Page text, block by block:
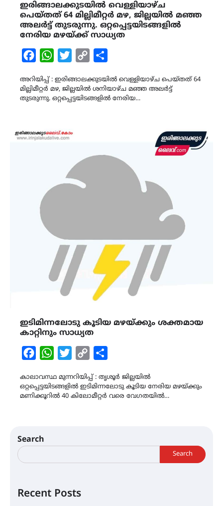
ഇരിങ്ങാലക്കുടയിൽ വെള്ളിയാഴ്ച
പെയ്തത് 64 മില്ലിമീറ്റർ മഴ, ജില്ലയിൽ മഞ്ഞ
അലർട്ട് തുടരുന്നു. ഒറ്റപ്പെട്ടയിടങ്ങളിൽ
നേരിയ മഴയ്ക്ക് സാധ്യത
FacebookWhatsAppTwitterCopy
അറിയിപ്പ് : ഇരിങ്ങാലക്കുടയിൽ വെള്ളിയാഴ്ച പെയ്തത് 64
മില്ലിമീറ്റർ മഴ, ജില്ലയിൽ ശനിയാഴ്ച മഞ്ഞ അലർട്ട്
തുടരുന്നു. ഒറ്റപ്പെട്ടയിടങ്ങളിൽ നേരിയ…
ഇടിമിന്നലോടു കൂടിയ മഴയ്ക്കും ശക്തമായ
കാറ്റിനും സാധ്യത
FacebookWhatsAppTwitterCopy
കാലാവസ്ഥ മുന്നറിയിപ്പ് : തൃശൂർ ജില്ലയിൽ
ഒറ്റപ്പെട്ടയിടങ്ങളിൽ ഇടിമിന്നലോടു കൂടിയ നേരിയ മഴയ്ക്കും
മണിക്കൂറിൽ 40 കിലോമീറ്റർ വരെ വേഗതയിൽ…
Search
Search
Recent Posts